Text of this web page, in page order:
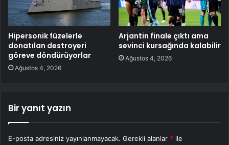
Hipersonik füzelerle
donatılan destroyeri
göreve döndürüyorlar
Ağustos 4, 2026
Arjantin finale çıktı ama
sevinci kursağında kalabilir
Ağustos 4, 2026
Bir yanıt yazın
E-posta adresiniz yayınlanmayacak. Gerekli alanlar * ile